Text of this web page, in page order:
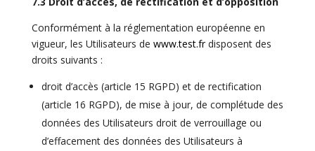
Conformément à la réglementation européenne en
vigueur, les Utilisateurs de www.test.fr disposent des
droits suivants :
droit d’accès (article 15 RGPD) et de rectification
(article 16 RGPD), de mise à jour, de complétude des
données des Utilisateurs droit de verrouillage ou
d’effacement des données des Utilisateurs à